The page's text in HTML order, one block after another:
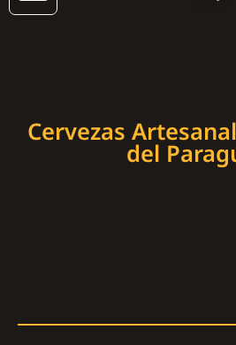
Cervezas
del